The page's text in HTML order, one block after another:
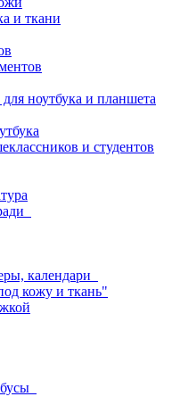
и ткани
ноутбука и планшета
и студентов
календари
кожу и ткань"